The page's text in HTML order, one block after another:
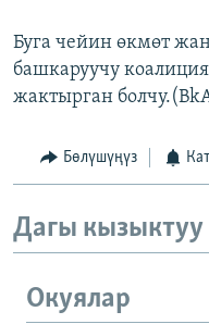
Буга чейин өкмөт
башкаруучу
жактырган
Бөлүшүңүз
Дагы кызыктуу
Окуялар